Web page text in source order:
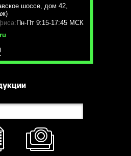
шоссе, дом 42,
Пн-Пт 9:15-17:45 МСК